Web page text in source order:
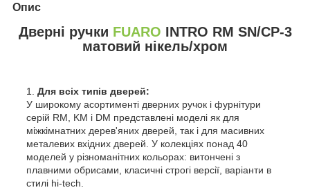
Опис
Дверні ручки FUARO INTRO RM SN/CP-3
матовий нікель/хром
Для всіх типів дверей:
У широкому асортименті дверних ручок і фурнітури
серій RM, KM і DM представлені моделі як для
міжкімнатних дерев'яних дверей, так і для масивних
металевих вхідних дверей. У колекціях понад 40
моделей у різноманітних кольорах: витончені з
плавними обрисами, класичні строгі версії, варіанти в
стилі hi-tech.